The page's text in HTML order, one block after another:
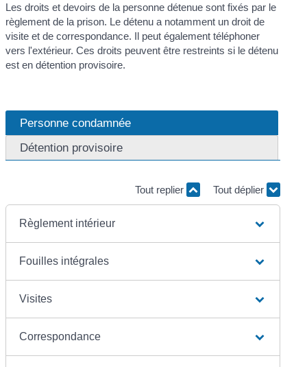
Les droits et devoirs de la personne détenue sont fixés par le
règlement de la prison. Le détenu a notamment un droit de
visite et de correspondance. Il peut également téléphoner
vers l'extérieur. Ces droits peuvent être restreints si le détenu
est en détention provisoire.
Personne condamnée
Détention provisoire
Tout replier Tout déplier
Règlement intérieur
Fouilles intégrales
Visites
Correspondance